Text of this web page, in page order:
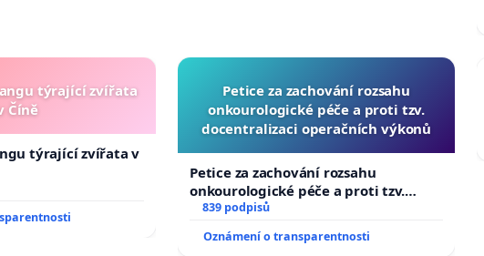
týrající zvířata
Číně
týrající zvířata v
Petice za zachování rozsahu
onkourologické péče a proti tzv.
docentralizaci operačních výkonů
Petice za zachování rozsahu
onkourologické péče a proti tzv.
docentralizaci operačních výkonů
839 podpisů
Oznámení o transparentnosti